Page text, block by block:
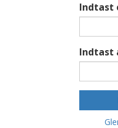
Indtast
Indtast